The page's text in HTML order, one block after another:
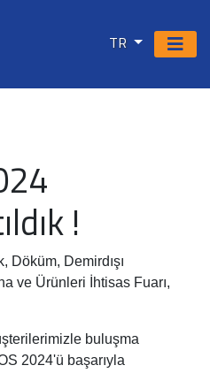
TR
!
Döküm, Demirdışı
ve Ürünleri İhtisas Fuarı,
buluşma
2024'ü başarıyla